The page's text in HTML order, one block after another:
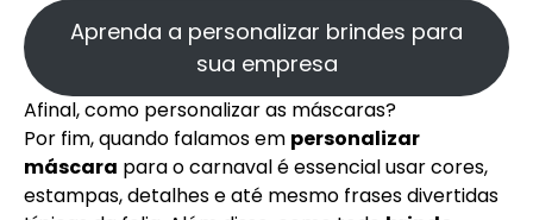
Aprenda a personalizar brindes para
sua empresa
Afinal, como personalizar as máscaras?
Por fim, quando falamos em personalizar
máscara para o carnaval é essencial usar cores,
estampas, detalhes e até mesmo frases divertidas